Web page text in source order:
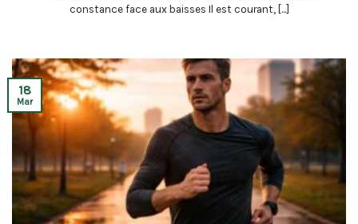
constance face aux baisses Il est courant, [...]
18
Mar